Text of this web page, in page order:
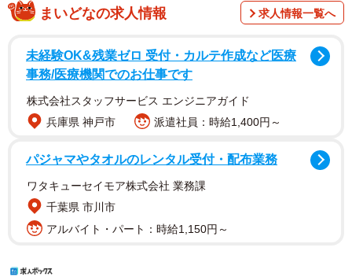
まいどなの求人情報 求人情報一覧へ
未経験OK&残業ゼロ 受付・カルテ作成など医療
事務/医療機関でのお仕事です
株式会社スタッフサービス エンジニアガイド
兵庫県 神戸市
派遣社員：時給1,400円～
パジャマやタオルのレンタル受付・配布業務
ワタキューセイモア株式会社 業務課
千葉県 市川市
アルバイト・パート：時給1,150円～